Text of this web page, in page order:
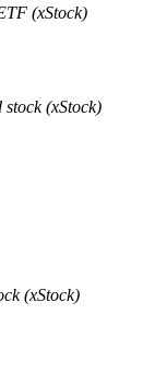
(xStock)
stock (xStock)
(xStock)